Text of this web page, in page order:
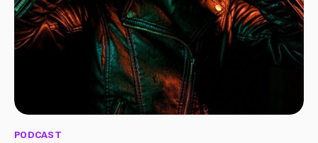
PODCAST